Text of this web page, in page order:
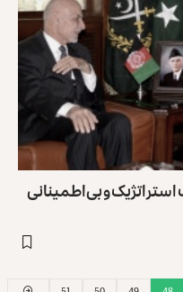
و بی‌اطمینانی